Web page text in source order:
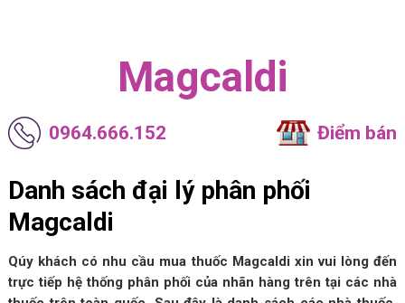
Magcaldi
0964.666.152 Điểm bán
Danh sách đại lý phân phối
Magcaldi
Qúy khách có nhu cầu mua thuốc Magcaldi xin vui lòng đến
trực tiếp hệ thống phân phối của nhãn hàng trên tại các nhà